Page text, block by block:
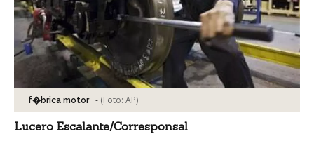
f�brica motor - (Foto: AP)
Lucero Escalante/Corresponsal